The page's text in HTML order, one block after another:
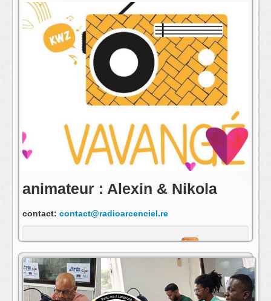
animateur : Alexin & Nikola
contact: contact@radioarcenciel.re
s'abonner au fil rss de cette emission: